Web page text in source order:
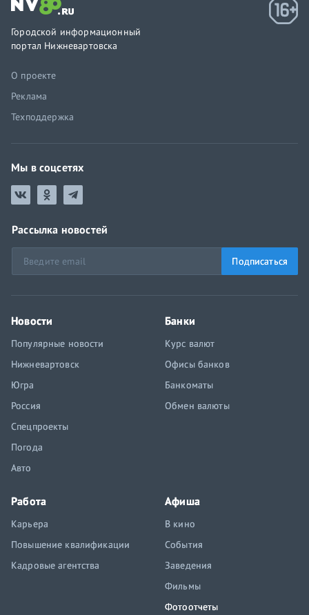
Городской информационный
портал Нижневартовска
О проекте
Реклама
Техподдержка
Мы в соцсетях
Рассылка новостей
Подписаться
Новости
Популярные новости
Нижневартовск
Югра
Россия
Спецпроекты
Погода
Авто
Банки
Курс валют
Офисы банков
Банкоматы
Обмен валюты
Работа
Карьера
Повышение квалификации
Кадровые агентства
Афиша
В кино
События
Заведения
Фильмы
Фотоотчеты